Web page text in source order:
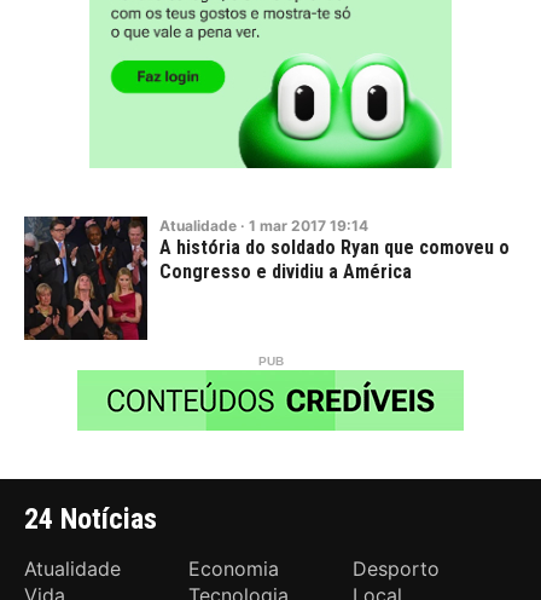
Atualidade · 1 mar 2017 19:14
A história do soldado Ryan que comoveu o
Congresso e dividiu a América
24 Notícias
Atualidade Economia
Desporto
Vida
Tecnologia Local